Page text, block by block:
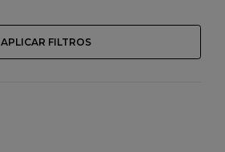
APLICAR FILTROS